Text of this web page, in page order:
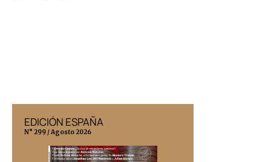
EDICIÓN ESPAÑA
N° 299 / Agosto 2026